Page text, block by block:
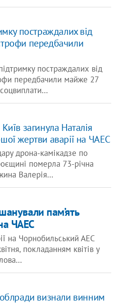
постраждалих від
передбачили
постраждалих від
передбачили майже 27
загинула Наталія
жертви аварії на ЧАЕС
дрона-камікадзе по
померла 73-річна
Валерія…
пам’ять
ЧАЕС
на Чорнобильський АЕС
покладанням квітів у
облради визнали винним